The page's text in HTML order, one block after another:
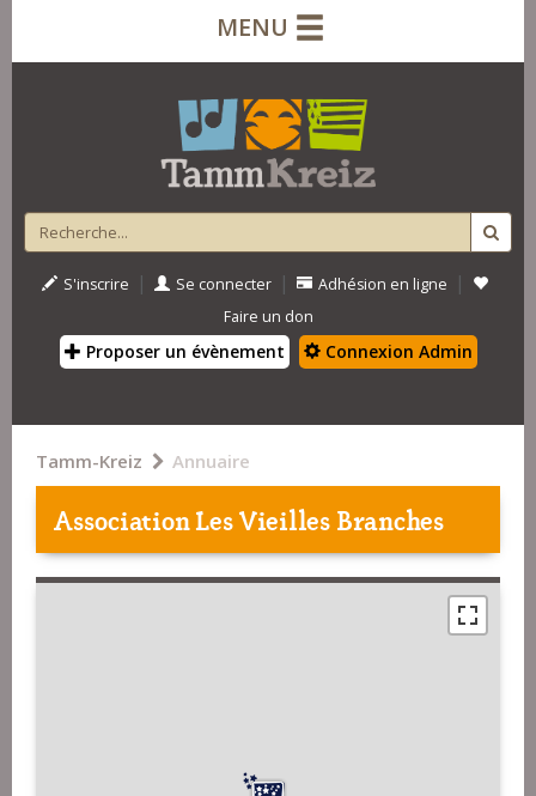
MENU
S'inscrire | Se connecter | Adhésion en ligne |
Faire un don
Proposer un évènement Connexion Admin
Tamm-Kreiz Annuaire
Association Les Vieilles Branches